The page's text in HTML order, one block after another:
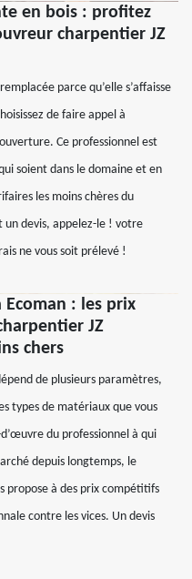
en bois : profitez
charpentier JZ
parce qu’elle s’affaisse
de faire appel à
Ce professionnel est
soient dans le domaine et en
les moins chères du
un devis, appelez-le ! votre
ne vous soit prélevé !
: les prix
JZ
chers
de plusieurs paramètres,
types de matériaux que vous
du professionnel à qui
depuis longtemps, le
propose à des prix compétitifs
contre les vices. Un devis